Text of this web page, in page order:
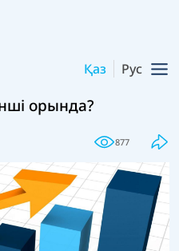
Қаз Рус
орында?
877